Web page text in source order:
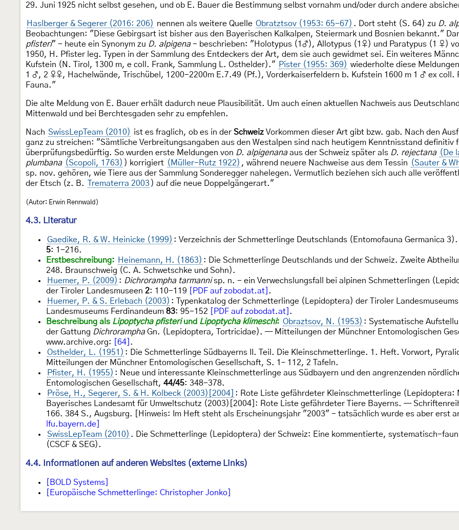
29. Juni 1925 nicht selbst gesehen, und ob E. Bauer die Bestimmung selbst vornahm und/oder durch andere
Haslberger & Segerer (2016: 206) nennen als weitere Quelle Obratztsov (1953: 65-67) . Dort steht (S. 64) zu D.
Beobachtungen: "Diese Gebirgsart ist bisher aus den Bayerischen Kalkalpen, Steiermark und Bosnien bekannt."
pfisteri" - heute ein Synonym zu D. alpigena- beschrieben: "Holotypus (1♂), Allotypus (1♀) und Paratypus (1 ♀)
1950, H. Pfister leg. Typen in der Sammlung des Entdeckers der Art, dem sie auch gewidmet sei. Ein weiteres
Kufstein (N. Tirol, 1300 m, e coll. Frank, Sammlung L. Osthelder)." Pister (1955: 369) wiederholte diese
1 ♂, 2 ♀♀, Hachelwände, Trischübel, 1200-2200m E.7.49 (Pf.), Vorderkaiserfeldern b. Kufstein 1600 m 1 ♂ ex
Fauna."
Die alte Meldung von E. Bauer erhält dadurch neue Plausibilität. Um auch einen aktuellen Nachweis aus
Mittenwald und bei Berchtesgaden sehr zu empfehlen.
Nach SwissLepTeam (2010) ist es fraglich, ob es in der Schweiz Vorkommen dieser Art gibt bzw. gab. Nach den
ganz zu streichen: "Sämtliche Verbreitungsangaben aus den Westalpen sind nach heutigem Kenntnisstand
überprüfungsbedürftig. So wurden erste Meldungen von D. alpigenanaaus der Schweiz später als D. rejectana (De
plumbana (Scopoli, 1763) ) korrigiert (Müller-Rutz 1922) , während neuere Nachweise aus dem Tessin (Sauter &
sp. nov. gehören, wie Tiere aus der Sammlung Sonderegger nahelegen. Vermutlich beziehen sich auch alle
der Etsch (z. B.
Trematerra 2003 ) auf die neue Doppelgängerart."
(Autor: Erwin Rennwald)
4.3. Literatur
Gaedike, R. & W. Heinicke (1999) : Verzeichnis der Schmetterlinge Deutschlands (Entomofauna Germanica
5: 1-216.
Erstbeschreibung: Heinemann, H. (1863) : Die Schmetterlinge Deutschlands und der Schweiz. Zweite
248. Braunschweig (C. A. Schwetschke und Sohn).
Huemer, P. (2009) : Dichrorampha tarmannisp. n. - ein Verwechslungsfall bei alpinen Schmetterlingen
der Tiroler Landesmuseen 2: 110-119 [PDF auf zobodat.at] .
Huemer, P. & S. Erlebach (2003) : Typenkatalog der Schmetterlinge (Lepidoptera) der Tiroler
Landesmuseums Ferdinandeum 83: 95-152 [PDF auf zobodat.at] .
Beschreibung als Lipoptycha pfisteriund Lipoptycha klimeschi: Obraztsov, N. (1953) : Systematische
der Gattung DichroramphaGn. (Lepidoptera, Tortricidae). — Mitteilungen der Münchner Entomologischen
www.archive.org:
[64] .
Osthelder, L. (1951) : Die Schmetterlinge Südbayerns II. Teil. Die Kleinschmetterlinge. 1. Heft. Vorwort,
Mitteilungen der Münchner Entomologischen Gesellschaft, S. 1– 112, 2 Tafeln.
Pfister, H. (1955) : Neue und interessante Kleinschmetterlinge aus Südbayern und den angrenzenden
Entomologischen Gesellschaft, 44/45: 348-378.
Pröse, H., Segerer, S. & H. Kolbeck (2003)[2004]
: Rote Liste gefährdeter Kleinschmetterlinge
Bayerisches Landesamt für Umweltschutz (2003)[2004]: Rote Liste gefährdeter Tiere Bayerns. —
166. 384 S., Augsburg. [Hinweis: Im Heft steht als Erscheinungsjahr "2003" - tatsächlich wurde es aber erst
lfu.bayern.de]
SwissLepTeam (2010) . Die Schmetterlinge (Lepidoptera) der Schweiz: Eine kommentierte, systematisch-
(CSCF & SEG).
4.4. Informationen auf anderen Websites (externe Links)
[BOLD Systems]
[Europäische Schmetterlinge: Christopher Jonko]